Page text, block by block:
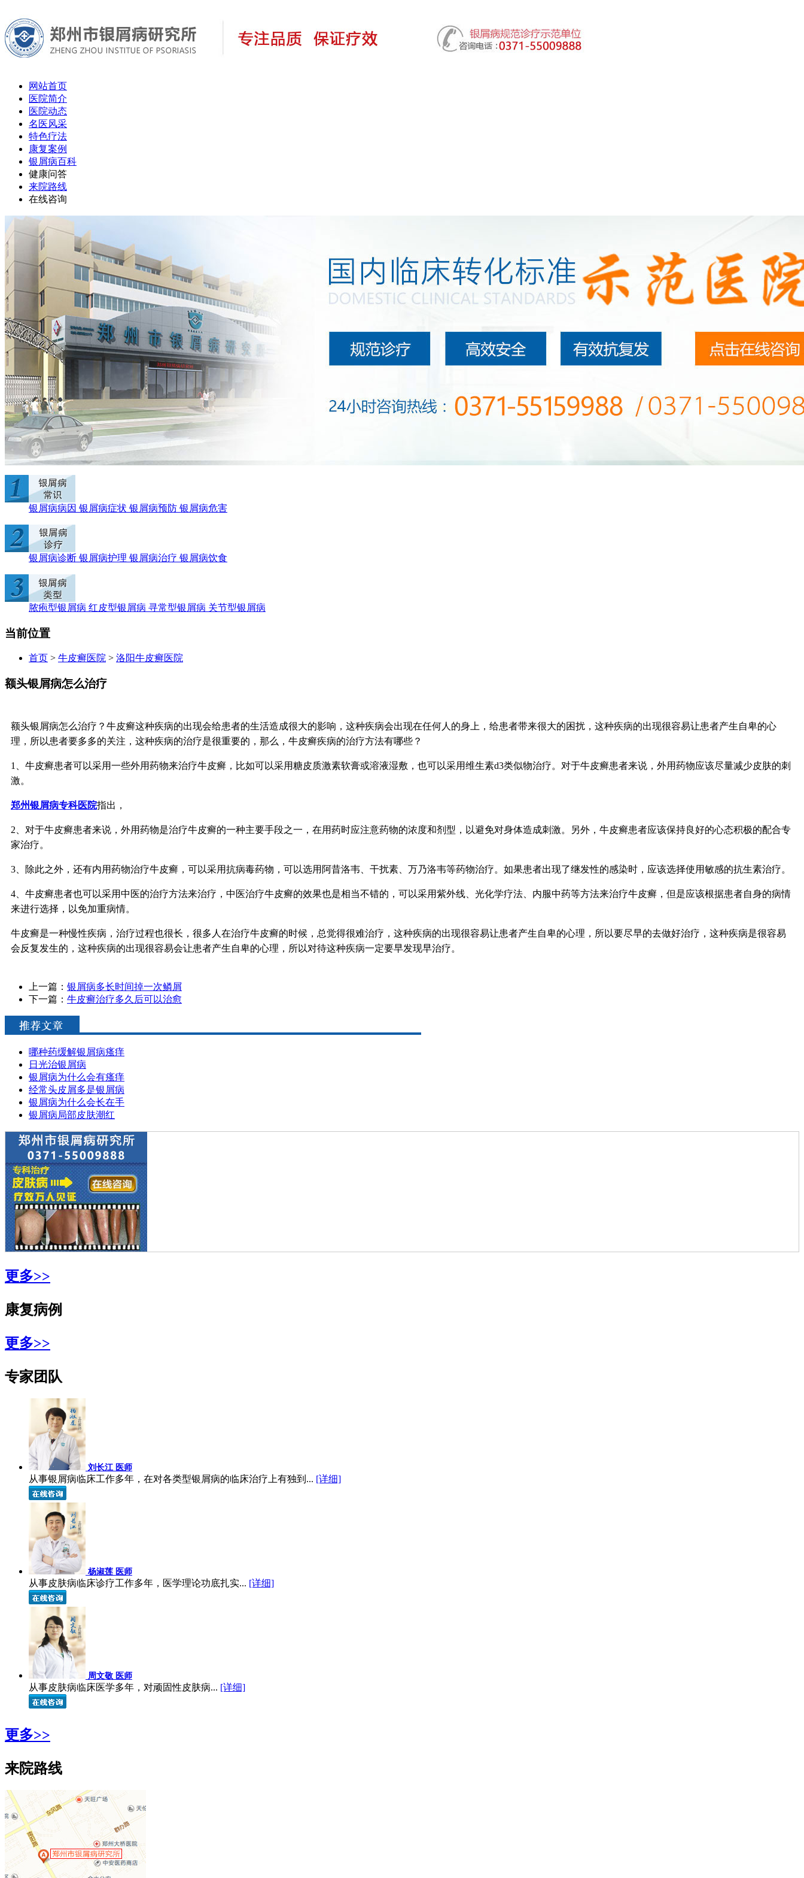
网站首页
医院简介
医院动态
名医风采
特色疗法
康复案例
银屑病百科
健康问答
来院路线
在线咨询
银屑病病因 银屑病症状 银屑病预防 银屑病危害
银屑病诊断 银屑病护理 银屑病治疗 银屑病饮食
脓疱型银屑病 红皮型银屑病 寻常型银屑病 关节型银屑病
当前位置
首页 > 牛皮癣医院 > 洛阳牛皮癣医院
额头银屑病怎么治疗
额头银屑病怎么治疗？牛皮癣这种疾病的出现会给患者的生活造成很大的影响，这种疾病会出现在任何人的身上，给患者带来很大的困扰，这种疾病的出现很容易让患者产生自卑的心
理，所以患者要多多的关注，这种疾病的治疗是很重要的，那么，牛皮癣疾病的治疗方法有哪些？
1、牛皮癣患者可以采用一些外用药物来治疗牛皮癣，比如可以采用糖皮质激素软膏或溶液湿敷，也可以采用维生素d3类似物治疗。对于牛皮癣患者来说，外用药物应该尽量减少皮肤的刺
激。
郑州银屑病专科医院指出，
2、对于牛皮癣患者来说，外用药物是治疗牛皮癣的一种主要手段之一，在用药时应注意药物的浓度和剂型，以避免对身体造成刺激。另外，牛皮癣患者应该保持良好的心态积极的配合专
家治疗。
3、除此之外，还有内用药物治疗牛皮癣，可以采用抗病毒药物，可以选用阿昔洛韦、干扰素、万乃洛韦等药物治疗。如果患者出现了继发性的感染时，应该选择使用敏感的抗生素治疗。
4、牛皮癣患者也可以采用中医的治疗方法来治疗，中医治疗牛皮癣的效果也是相当不错的，可以采用紫外线、光化学疗法、内服中药等方法来治疗牛皮癣，但是应该根据患者自身的病情
来进行选择，以免加重病情。
牛皮癣是一种慢性疾病，治疗过程也很长，很多人在治疗牛皮癣的时候，总觉得很难治疗，这种疾病的出现很容易让患者产生自卑的心理，所以要尽早的去做好治疗，这种疾病是很容易
会反复发生的，这种疾病的出现很容易会让患者产生自卑的心理，所以对待这种疾病一定要早发现早治疗。
上一篇： 银屑病多长时间掉一次鳞屑
下一篇： 牛皮癣治疗多久后可以治愈
哪种药缓解银屑病瘙痒
日光治银屑病
银屑病为什么会有瘙痒
经常头皮屑多是银屑病
银屑病为什么会长在手
银屑病局部皮肤潮红
更多>>
康复病例
更多>>
专家团队
刘长江 医师
从事银屑病临床工作多年，在对各类型银屑病的临床治疗上有独到... [详细]
杨淑莲 医师
从事皮肤病临床诊疗工作多年，医学理论功底扎实... [详细]
周文敬 医师
从事皮肤病临床医学多年，对顽固性皮肤病... [详细]
更多>>
来院路线